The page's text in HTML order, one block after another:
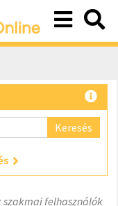
Keresés
felhasználók